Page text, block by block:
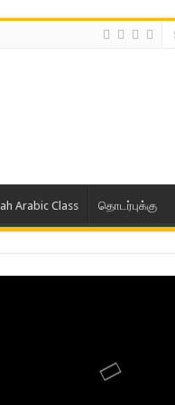
Arabic Class தொடர்புக்கு